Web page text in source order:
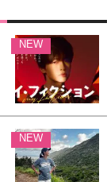
NEW
NEW